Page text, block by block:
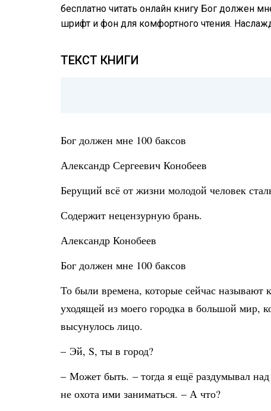
бесплатно читать онлайн книгу Бог должен
шрифт и фон для комфортного чтения.
ТЕКСТ КНИГИ
Бог должен мне 100 баксов
Александр Сергеевич Конобеев
Берущий всё от жизни молодой человек
Содержит нецензурную брань.
Александр Конобеев
Бог должен мне 100 баксов
То были времена, которые сейчас называют
уходящей из моего городка в большой мир,
высунулось лицо.
– Эй, S, ты в город?
– Может быть. – тогда я ещё раздумывал
не охота ими заниматься. – А что?